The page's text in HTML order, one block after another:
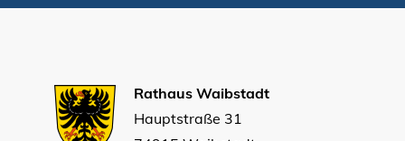
Rathaus Waibstadt
Hauptstraße 31